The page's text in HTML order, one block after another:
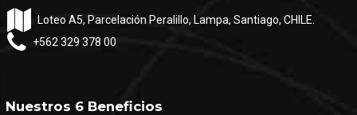
Loteo A5, Parcelación Peralillo, Lampa, Santiago, CHILE.
+562 329 378 00
Nuestros 6 Beneficios